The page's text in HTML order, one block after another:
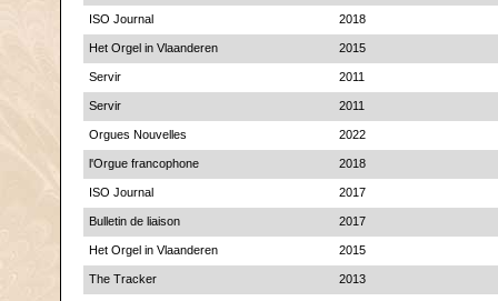
ISO Journal 2018
Het Orgel in Vlaanderen 2015
Servir 2011
Servir 2011
Orgues Nouvelles 2022
l'Orgue francophone 2018
ISO Journal 2017
Bulletin de liaison 2017
Het Orgel in Vlaanderen 2015
The Tracker 2013